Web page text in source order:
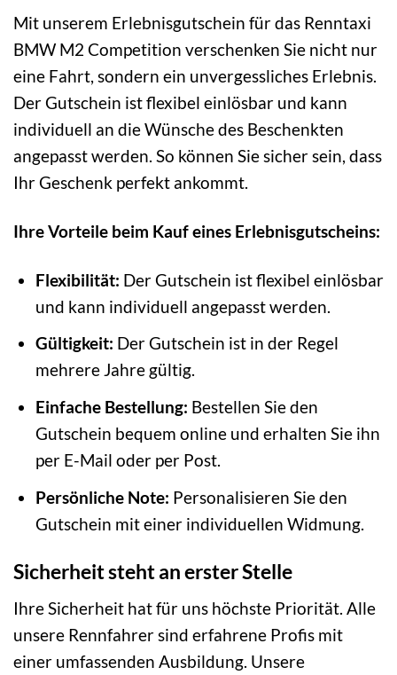
Mit unserem Erlebnisgutschein für das Renntaxi
BMW M2 Competition verschenken Sie nicht nur
eine Fahrt, sondern ein unvergessliches Erlebnis.
Der Gutschein ist flexibel einlösbar und kann
individuell an die Wünsche des Beschenkten
angepasst werden. So können Sie sicher sein, dass
Ihr Geschenk perfekt ankommt.
Ihre Vorteile beim Kauf eines Erlebnisgutscheins:
Flexibilität: Der Gutschein ist flexibel einlösbar
und kann individuell angepasst werden.
Gültigkeit: Der Gutschein ist in der Regel
mehrere Jahre gültig.
Einfache Bestellung: Bestellen Sie den
Gutschein bequem online und erhalten Sie ihn
per E-Mail oder per Post.
Persönliche Note: Personalisieren Sie den
Gutschein mit einer individuellen Widmung.
Sicherheit steht an erster Stelle
Ihre Sicherheit hat für uns höchste Priorität. Alle
unsere Rennfahrer sind erfahrene Profis mit
einer umfassenden Ausbildung. Unsere